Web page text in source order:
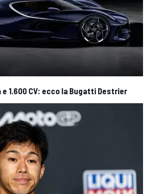
1.600 CV: ecco la Bugatti Destrier